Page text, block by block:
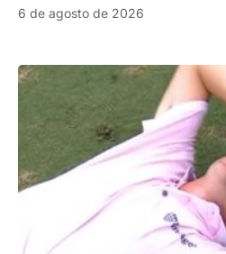
6 de agosto de 2026